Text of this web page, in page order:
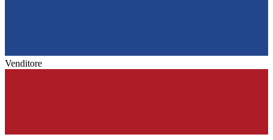
Venditore